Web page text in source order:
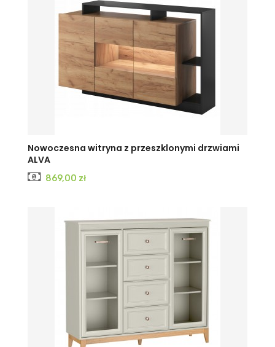
Nowoczesna witryna z przeszklonymi drzwiami
ALVA
Cena
869,00 zł